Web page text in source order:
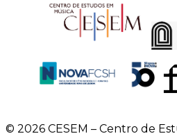
© 2026 CESEM – Centro de